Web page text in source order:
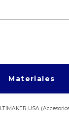
Materiales
USA